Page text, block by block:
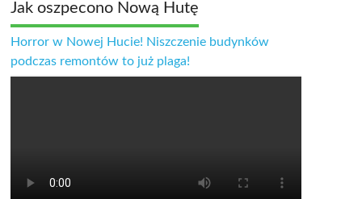
Jak oszpecono Nową Hutę
Horror w Nowej Hucie! Niszczenie budynków
podczas remontów to już plaga!